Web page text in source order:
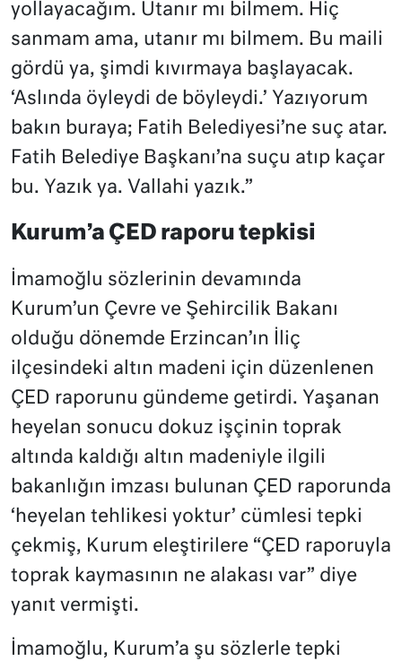
yollayacağım. Utanır mı bilmem. Hiç
sanmam ama, utanır mı bilmem. Bu maili
gördü ya, şimdi kıvırmaya başlayacak.
‘Aslında öyleydi de böyleydi.’ Yazıyorum
bakın buraya; Fatih Belediyesi’ne suç atar.
Fatih Belediye Başkanı’na suçu atıp kaçar
bu. Yazık ya. Vallahi yazık.”
Kurum’a ÇED raporu tepkisi
İmamoğlu sözlerinin devamında
Kurum’un Çevre ve Şehircilik Bakanı
olduğu dönemde Erzincan’ın İliç
ilçesindeki altın madeni için düzenlenen
ÇED raporunu gündeme getirdi. Yaşanan
heyelan sonucu dokuz işçinin toprak
altında kaldığı altın madeniyle ilgili
bakanlığın imzası bulunan ÇED raporunda
‘heyelan tehlikesi yoktur’ cümlesi tepki
çekmiş, Kurum eleştirilere “ÇED raporuyla
toprak kaymasının ne alakası var” diye
yanıt vermişti.
İmamoğlu, Kurum’a şu sözlerle tepki